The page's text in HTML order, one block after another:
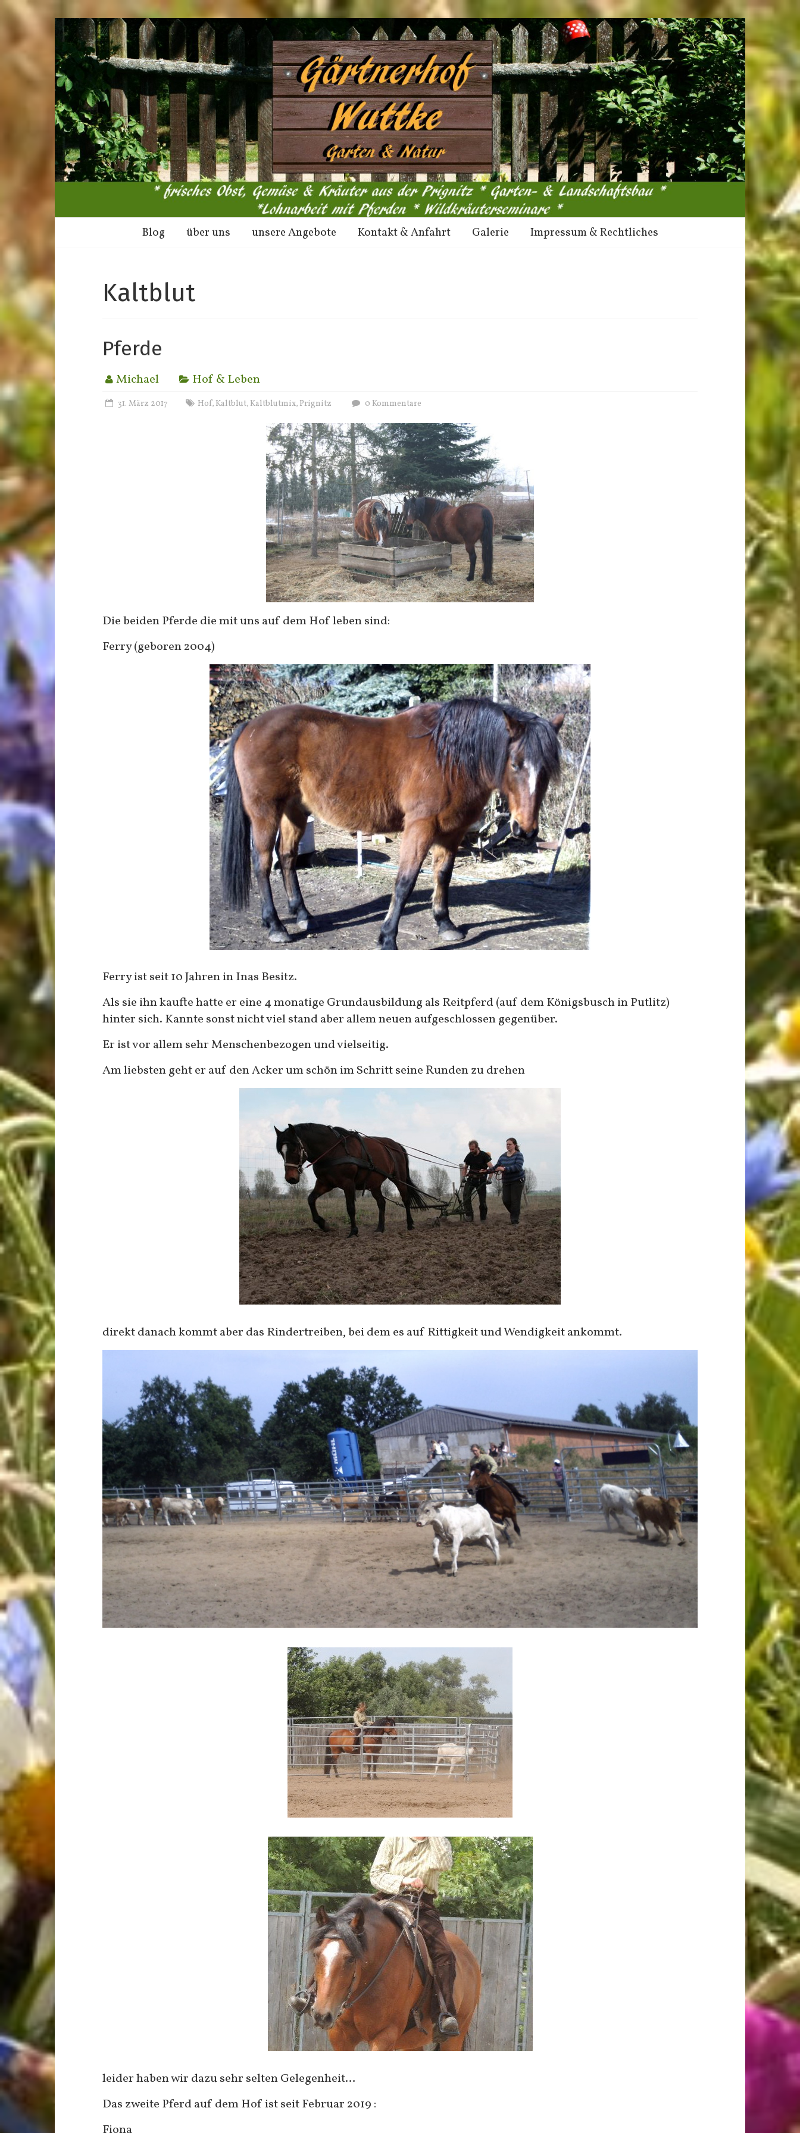
Blog über uns unsere Angebote Kontakt & Anfahrt Galerie Impressum & Rechtliches
Kaltblut
Pferde
Michael Hof & Leben
31. März 2017 Hof, Kaltblut, Kaltblutmix, Prignitz 0 Kommentare
Die beiden Pferde die mit uns auf dem Hof leben sind:
Ferry (geboren 2004)
Ferry ist seit 10 Jahren in Inas Besitz.
Als sie ihn kaufte hatte er eine 4 monatige Grundausbildung als Reitpferd (auf dem Königsbusch in Putlitz)
hinter sich. Kannte sonst nicht viel stand aber allem neuen aufgeschlossen gegenüber.
Er ist vor allem sehr Menschenbezogen und vielseitig.
Am liebsten geht er auf den Acker um schön im Schritt seine Runden zu drehen
direkt danach kommt aber das Rindertreiben, bei dem es auf Rittigkeit und Wendigkeit ankommt.
leider haben wir dazu sehr selten Gelegenheit…
Das zweite Pferd auf dem Hof ist seit Februar 2019 :